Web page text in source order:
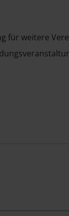
für weitere